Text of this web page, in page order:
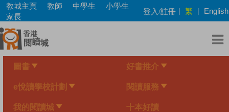
Skip
main
content
教城主頁 教師 中學生
小學生
家長
登入/註冊 | 繁 | English
圖書 好書推介
e悅讀學校計劃 閱讀服務
我的閱讀城 十本好讀